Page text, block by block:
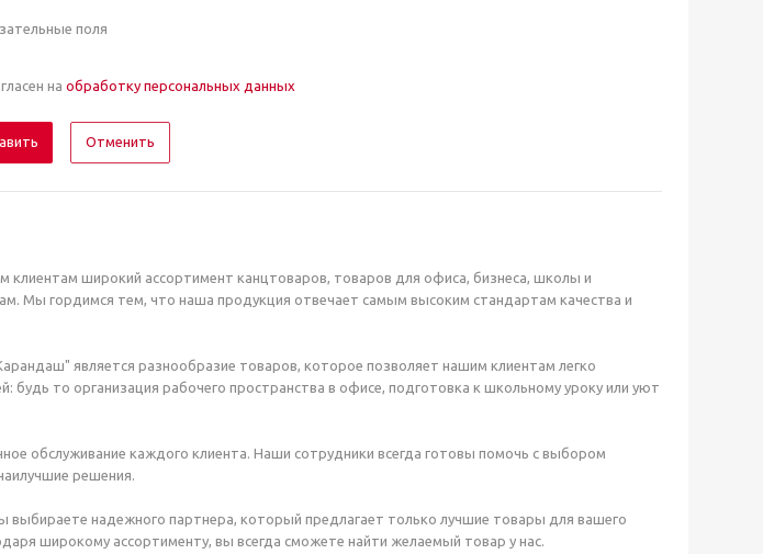
поля
на обработку персональных данных
Отменить
широкий ассортимент канцтоваров, товаров для офиса, бизнеса, школы и
Мы гордимся тем, что наша продукция отвечает самым высоким стандартам качества и
является разнообразие товаров, которое позволяет нашим клиентам легко
то организация рабочего пространства в офисе, подготовка к школьному уроку или уют
обслуживание каждого клиента. Наши сотрудники всегда готовы помочь с выбором
решения.
надежного партнера, который предлагает только лучшие товары для вашего
широкому ассортименту, вы всегда сможете найти желаемый товар у нас.